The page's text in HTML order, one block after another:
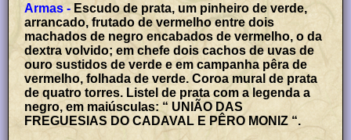
Armas - Escudo de prata, um pinheiro de verde,
arrancado, frutado de vermelho entre dois
machados de negro encabados de vermelho, o da
dextra volvido; em chefe dois cachos de uvas de
ouro sustidos de verde e em campanha pêra de
vermelho, folhada de verde. Coroa mural de prata
de quatro torres. Listel de prata com a legenda a
negro, em maiúsculas: “ UNIÃO DAS
FREGUESIAS DO CADAVAL E PÊRO MONIZ “.